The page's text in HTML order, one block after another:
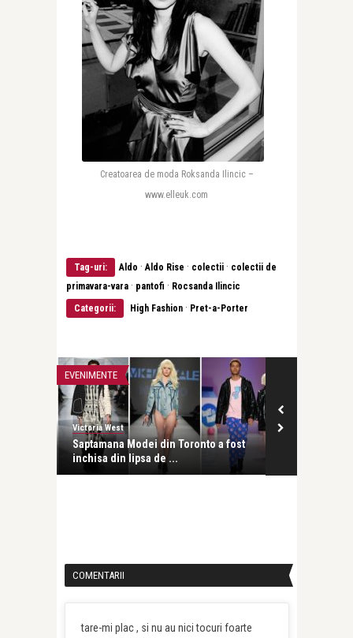
Creatoarea de moda Roksanda Ilincic –
www.elleuk.com
Tag-uri: Aldo ·Aldo Rise · colectii · colectii de
primavara-vara · pantofi · Rocsanda Ilincic
Categorii:
High Fashion · Pret-a-Porter
EVENIMENTE
Victoria West
Saptamana Modei din Toronto a fost
inchisa din lipsa de ...
COMENTARII
tare-mi plac , si nu au nici tocuri foarte